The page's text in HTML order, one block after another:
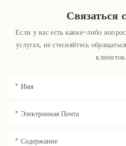
Связаться
Если у вас есть какие-либо
услугах, не стесняйтесь
клиентов.
Имя
Электронная Почта
Содержание